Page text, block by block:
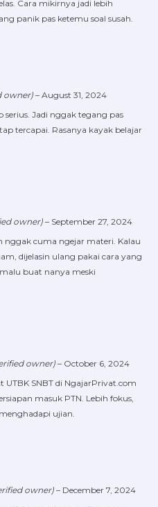
Cara mikirnya jadi lebih
panik pas ketemu soal susah.
owner)– August 31, 2024
serius. Jadi nggak tegang pas
tercapai. Rasanya kayak belajar
owner)– September 27, 2024
nggak cuma ngejar materi. Kalau
dijelasin ulang pakai cara yang
buat nanya meski
owner)– October 6, 2024
UTBK SNBT di NgajarPrivat.com
masuk PTN. Lebih fokus,
ujian.
owner)– December 7, 2024